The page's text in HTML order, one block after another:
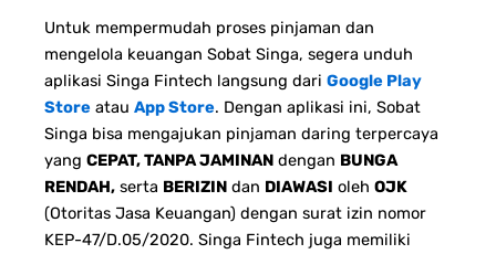
Untuk mempermudah proses pinjaman dan
mengelola keuangan Sobat Singa, segera unduh
aplikasi Singa Fintech langsung dari Google Play
Store atau App Store. Dengan aplikasi ini, Sobat
Singa bisa mengajukan pinjaman daring terpercaya
yang CEPAT, TANPA JAMINAN dengan BUNGA
RENDAH, serta BERIZIN dan DIAWASI oleh OJK
(Otoritas Jasa Keuangan) dengan surat izin nomor
KEP-47/D.05/2020. Singa Fintech juga memiliki